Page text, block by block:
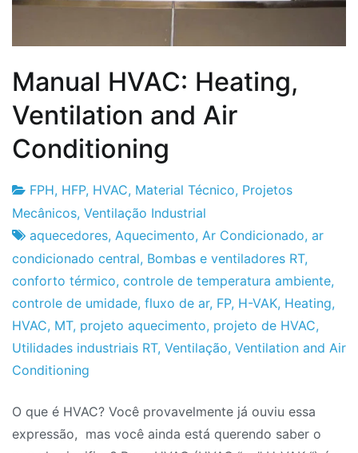
Manual HVAC: Heating,
Ventilation and Air
Conditioning
Fabrica
do
Projeto
8
de
Abril
de
2010
FPH, HFP, HVAC, Material Técnico, Projetos
Mecânicos, Ventilação Industrial
aquecedores, Aquecimento, Ar Condicionado, ar
condicionado central, Bombas e ventiladores RT,
conforto térmico, controle de temperatura ambiente,
controle de umidade, fluxo de ar, FP, H-VAK, Heating,
HVAC, MT, projeto aquecimento, projeto de HVAC,
Utilidades industriais RT, Ventilação, Ventilation and Air
Conditioning
O que é HVAC? Você provavelmente já ouviu essa
expressão, mas você ainda está querendo saber o